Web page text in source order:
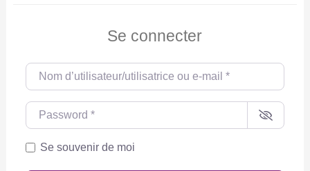
Se connecter
Nom d’utilisateur/utilisatrice ou e-mail
Password
Se souvenir de moi